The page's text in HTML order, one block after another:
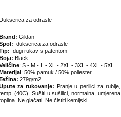
Dukserica za odrasle
Gildan
dukserica za odrasle
dugi rukav s patentom
Black
: S - M - L - XL - 2XL - 3XL - 4XL - 5XL
: 50% pamuk / 50% poliester
279g/m2
za rukovanje: Pranje u perilici za rublje,
(40C). Sušiti u sušilici, normalna, umjerena
Ne glačati. Ne čistiti kemijski.